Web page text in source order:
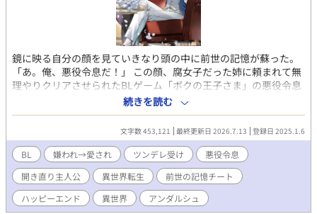
鏡に映る自分の顔を見ていきなり頭の中に前世の記憶が蘇った。
「あ。俺、悪役令息だ！」 この顔、腐女子だった姉に頼まれて無
理やりクリアさせられたBLゲーム「ボクの王子さま」の悪役令息
ことスノーデン公爵家長男、ミルリースだ。 確か、プライドが高
く、主役である人気者の次男レオリースを妬み虐げまくるザ・悪
役。 ということになっている。 そう。俺は何もしていない。なの
に一方的に「人気者の次男を妬んで虐める性格の悪い長男」とい
う役所にされてきたのだ。 いかんせん俺はクールな美少年すぎ
た。 伶俐な美貌と目の下のクマのせいで、黙っているだけで近寄
りがたく見えてしまう。疲れてため息を吐けば「気だるい怠惰な
空気を滲ませ」ているように見え「何を思うのか、その瞳を忌々
しげに燻らせていた」となるわけだ。 何をしても妬まれる。 成績
続きを読む
文字数 453,121 最終更新日 2026.7.13 登録日 2025.1.6
BL 嫌われ→愛され ツンデレ受け
悪役令息
開き直り主人公
異世界転生
前世の記憶チート
ハッピーエンド
異世界 アンダルシュ